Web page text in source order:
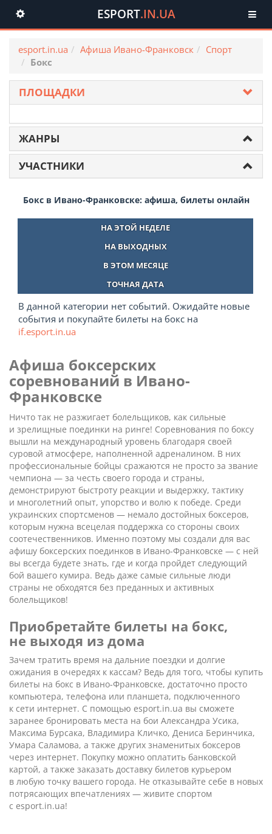
Toggle
navigation
ESPORT.IN.UA
esport.in.ua Афиша Ивано-Франковск
Спорт
Бокс
ПЛОЩАДКИ
ЖАНРЫ
УЧАСТНИКИ
Бокс в Ивано-Франковске: афиша, билеты онлайн
НА ЭТОЙ НЕДЕЛЕ
НА ВЫХОДНЫХ
В ЭТОМ МЕСЯЦЕ
ТОЧНАЯ ДАТА
В данной категории нет событий. Ожидайте новые
события и покупайте билеты на бокс на
if.esport.in.ua
Афиша боксерских
соревнований в Ивано-
Франковске
Ничто так не разжигает болельщиков, как сильные
и зрелищные поединки на ринге! Соревнования по боксу
вышли на международный уровень благодаря своей
суровой атмосфере, наполненной адреналином. В них
профессиональные бойцы сражаются не просто за звание
чемпиона — за честь своего города и страны,
демонстрируют быстроту реакции и выдержку, тактику
и многолетний опыт, упорство и волю к победе. Среди
украинских спортсменов — немало достойных боксеров,
которым нужна всецелая поддержка со стороны своих
соотечественников. Именно поэтому мы создали для вас
афишу боксерских поединков в Ивано-Франковске — с ней
вы всегда будете знать, где и когда пройдет следующий
бой вашего кумира. Ведь даже самые сильные люди
страны не обходятся без преданных и активных
болельщиков!
Приобретайте билеты на бокс,
не выходя из дома
Зачем тратить время на дальние поездки и долгие
ожидания в очередях к кассам? Ведь для того, чтобы купить
билеты на бокс в Ивано-Франковске, достаточно просто
компьютера, телефона или планшета, подключенного
к сети интернет. С помощью esport.in.ua вы сможете
заранее бронировать места на бои Александра Усика,
Максима Бурсака, Владимира Кличко, Дениса Беринчика,
Умара Саламова, а также других знаменитых боксеров
через интернет. Покупку можно оплатить банковской
картой, а также заказать доставку билетов курьером
в любую точку вашего города. Не отказывайте себе в новых
потрясающих впечатлениях — живите спортом
с esport.in.ua!